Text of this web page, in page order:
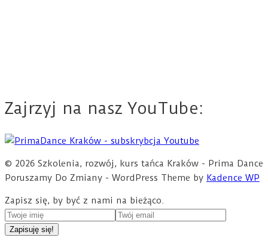
Zajrzyj na nasz YouTube:
© 2026 Szkolenia, rozwój, kurs tańca Kraków - Prima Dance
Poruszamy Do Zmiany - WordPress Theme by Kadence WP
Zapisz się, by być z nami na bieżąco.